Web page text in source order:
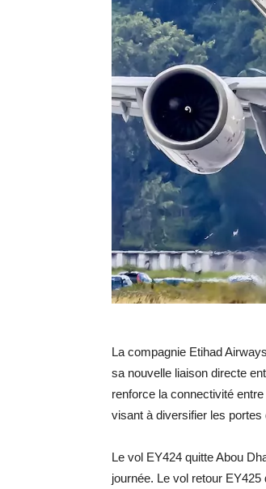
La compagnie Etihad
sa nouvelle liaison directe
renforce la connectivité
visant à diversifier les portes
Le vol EY424 quitte Abou
journée. Le vol retour